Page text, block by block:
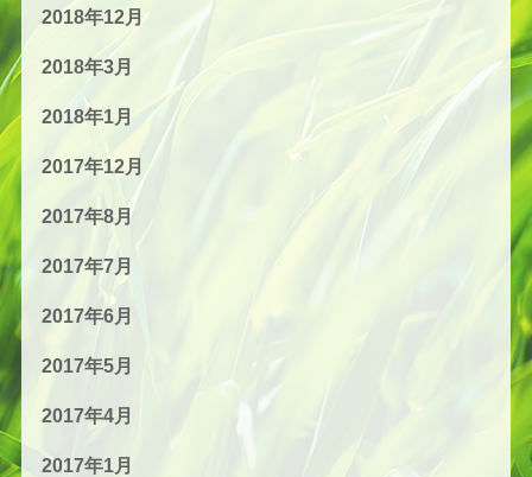
2018年12月
2018年3月
2018年1月
2017年12月
2017年8月
2017年7月
2017年6月
2017年5月
2017年4月
2017年1月